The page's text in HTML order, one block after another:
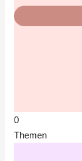
0
Themen